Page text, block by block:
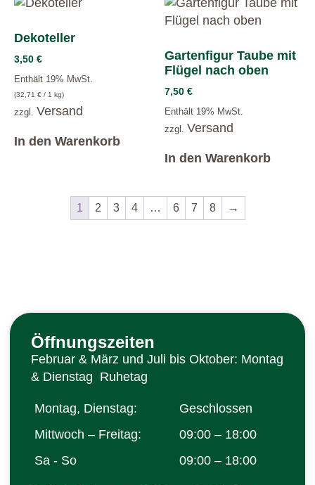
Dekoteller
3,50 €
Enthält 19% MwSt.
(32,71 € / 1 kg)
zzgl. Versand
In den Warenkorb
Gartenfigur Taube mit
Flügel nach oben
7,50 €
Enthält 19% MwSt.
zzgl. Versand
In den Warenkorb
1 2 3 4 … 6 7 8 →
Öffnungszeiten
Februar & März und Juli bis Oktober: Montag
& Dienstag Ruhetag
Montag, Dienstag:
Geschlossen
Mittwoch – Freitag:
09:00 – 18:00
Sa - So
09:00 – 18:00